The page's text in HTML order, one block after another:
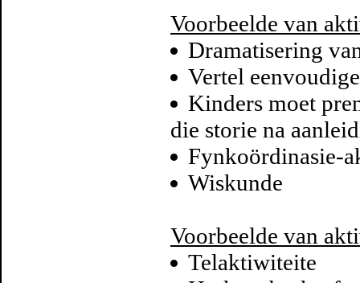
Voorbeelde van
Dramatisering
Vertel
Kinders moet
die storie na
Fynkoördinasie-
Wiskunde
Voorbeelde van
Telaktiwiteite